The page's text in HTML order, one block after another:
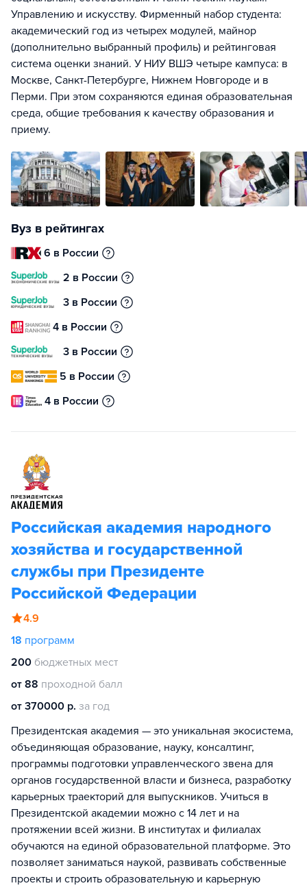
Управлению и искусству. Фирменный набор студента:
академический год из четырех модулей, майнор
(дополнительно выбранный профиль) и рейтинговая
система оценки знаний. У НИУ ВШЭ четыре кампуса: в
Москве, Санкт-Петербурге, Нижнем Новгороде и в
Перми. При этом сохраняются единая образовательная
среда, общие требования к качеству образования и
приему.
Вуз в рейтингах
6 в России
2 в России
3 в России
4 в России
3 в России
5 в России
4 в России
Российская академия народного
хозяйства и государственной
службы при Президенте
Российской Федерации
4.9
18 программ
200 бюджетных мест
от 88 проходной балл
от 370000 р. за год
Президентская академия — это уникальная экосистема,
объединяющая образование, науку, консалтинг,
программы подготовки управленческого звена для
органов государственной власти и бизнеса, разработку
карьерных траекторий для выпускников. Учиться в
Президентской академии можно с 14 лет и на
протяжении всей жизни. В институтах и филиалах
обучаются на единой образовательной платформе. Это
позволяет заниматься наукой, развивать собственные
проекты и строить образовательную и карьерную